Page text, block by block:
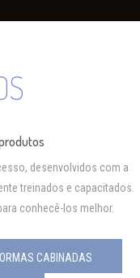
desenvolvidos com a
treinados e capacitados.
conhecê-los melhor.
CABINADAS